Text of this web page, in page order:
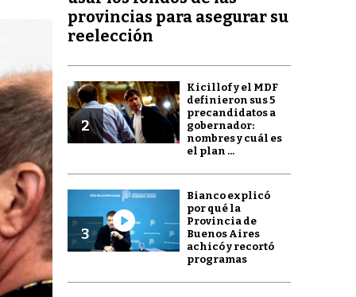
provincias para asegurar su
reelección
2
Kicillof y el MDF
definieron sus 5
precandidatos a
gobernador:
nombres y cuál es
el plan ...
3
Bianco explicó
por qué la
Provincia de
Buenos Aires
achicó y recortó
programas